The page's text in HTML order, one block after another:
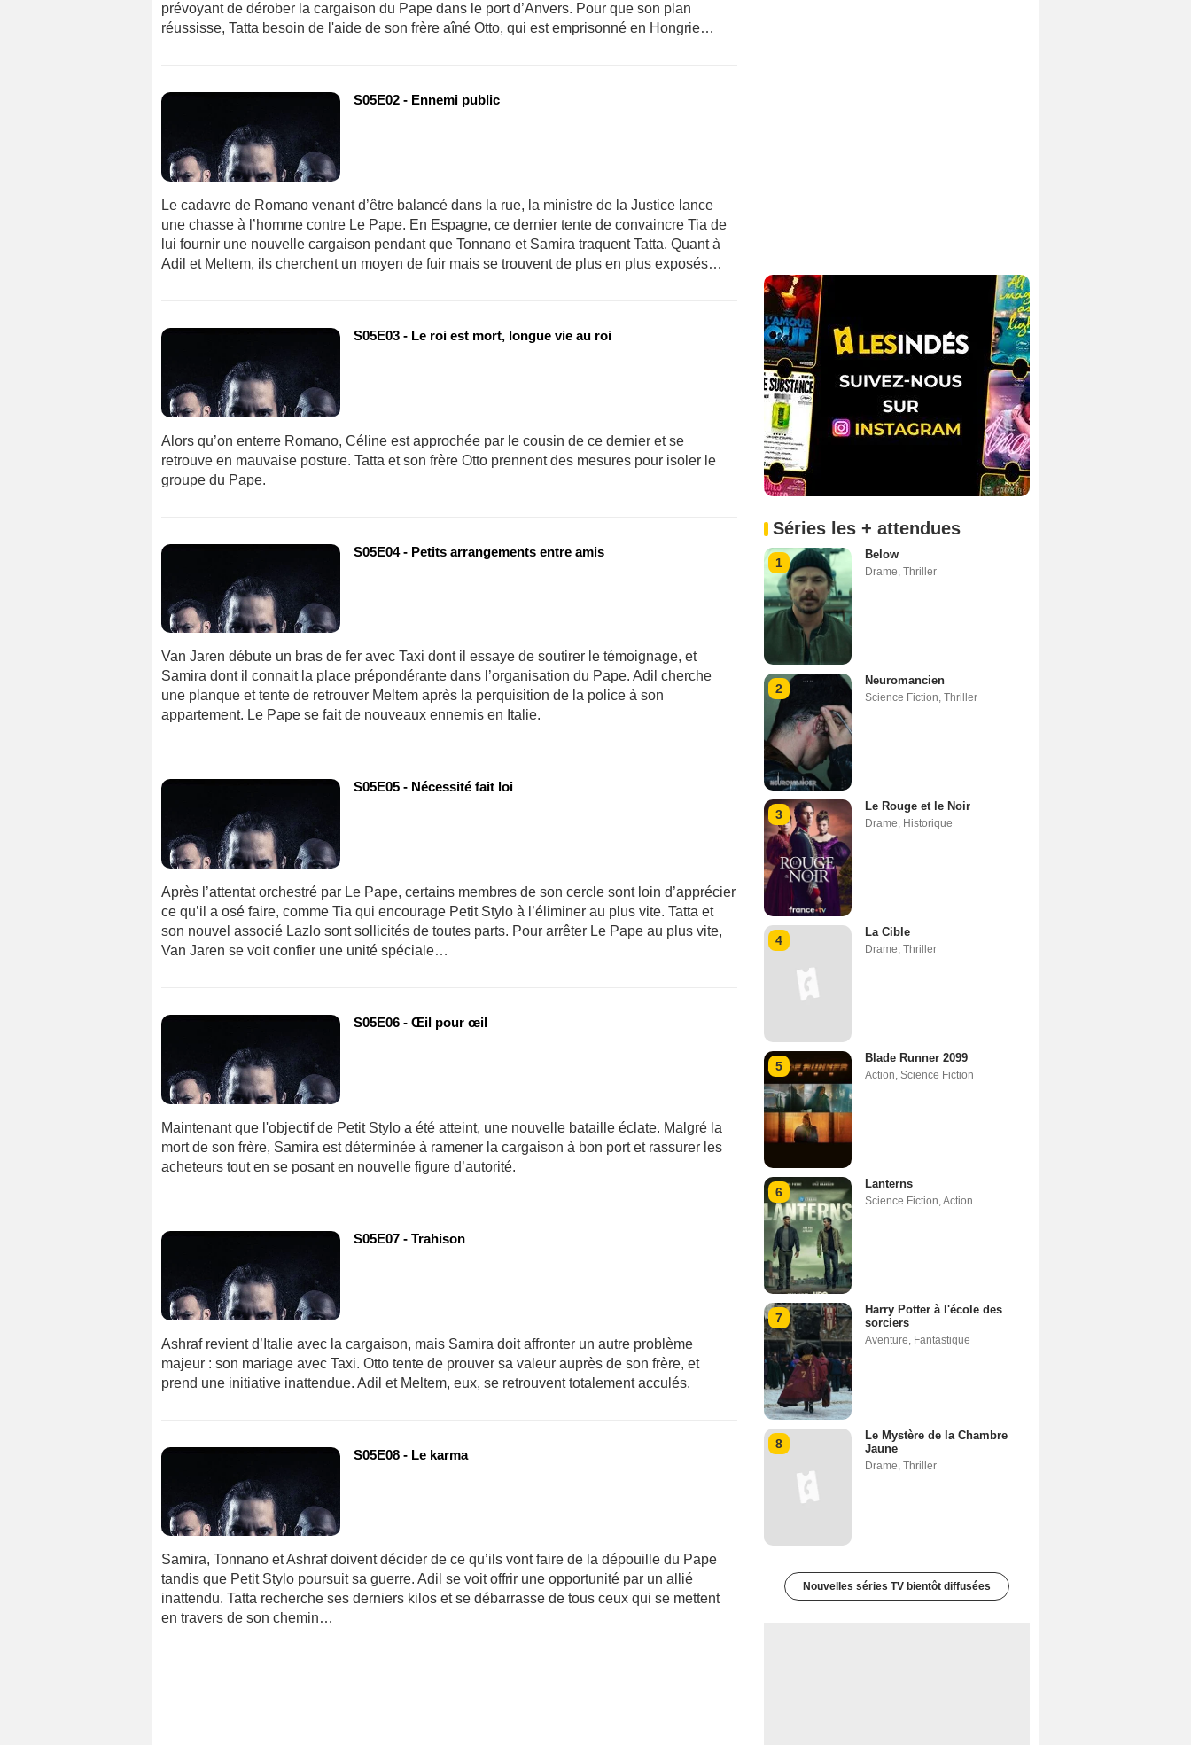
prévoyant de dérober la cargaison du Pape dans le port d’Anvers. Pour que son plan
réussisse, Tatta besoin de l'aide de son frère aîné Otto, qui est emprisonné en Hongrie…
S05E02 - Ennemi public
Le cadavre de Romano venant d’être balancé dans la rue, la ministre de la Justice lance
une chasse à l’homme contre Le Pape. En Espagne, ce dernier tente de convaincre Tia de
lui fournir une nouvelle cargaison pendant que Tonnano et Samira traquent Tatta. Quant à
Adil et Meltem, ils cherchent un moyen de fuir mais se trouvent de plus en plus exposés…
S05E03 - Le roi est mort, longue vie au roi
Alors qu’on enterre Romano, Céline est approchée par le cousin de ce dernier et se
retrouve en mauvaise posture. Tatta et son frère Otto prennent des mesures pour isoler le
groupe du Pape.
S05E04 - Petits arrangements entre amis
Van Jaren débute un bras de fer avec Taxi dont il essaye de soutirer le témoignage, et
Samira dont il connait la place prépondérante dans l’organisation du Pape. Adil cherche
une planque et tente de retrouver Meltem après la perquisition de la police à son
appartement. Le Pape se fait de nouveaux ennemis en Italie.
S05E05 - Nécessité fait loi
Après l’attentat orchestré par Le Pape, certains membres de son cercle sont loin d’apprécier
ce qu’il a osé faire, comme Tia qui encourage Petit Stylo à l’éliminer au plus vite. Tatta et
son nouvel associé Lazlo sont sollicités de toutes parts. Pour arrêter Le Pape au plus vite,
Van Jaren se voit confier une unité spéciale…
S05E06 - Œil pour œil
Maintenant que l'objectif de Petit Stylo a été atteint, une nouvelle bataille éclate. Malgré la
mort de son frère, Samira est déterminée à ramener la cargaison à bon port et rassurer les
acheteurs tout en se posant en nouvelle figure d’autorité.
S05E07 - Trahison
Ashraf revient d’Italie avec la cargaison, mais Samira doit affronter un autre problème
majeur : son mariage avec Taxi. Otto tente de prouver sa valeur auprès de son frère, et
prend une initiative inattendue. Adil et Meltem, eux, se retrouvent totalement acculés.
S05E08 - Le karma
Samira, Tonnano et Ashraf doivent décider de ce qu’ils vont faire de la dépouille du Pape
tandis que Petit Stylo poursuit sa guerre. Adil se voit offrir une opportunité par un allié
inattendu. Tatta recherche ses derniers kilos et se débarrasse de tous ceux qui se mettent
en travers de son chemin…
Séries les + attendues
1
Below
Drame Thriller
2
Neuromancien
Science Fiction Thriller
3
Le Rouge et le Noir
Drame Historique
4
La Cible
Drame Thriller
5
Blade Runner 2099
Action Science Fiction
6
Lanterns
Science Fiction Action
7
Harry Potter à l'école des
sorciers
Aventure Fantastique
8
Le Mystère de la Chambre
Jaune
Drame Thriller
Nouvelles séries TV bientôt diffusées